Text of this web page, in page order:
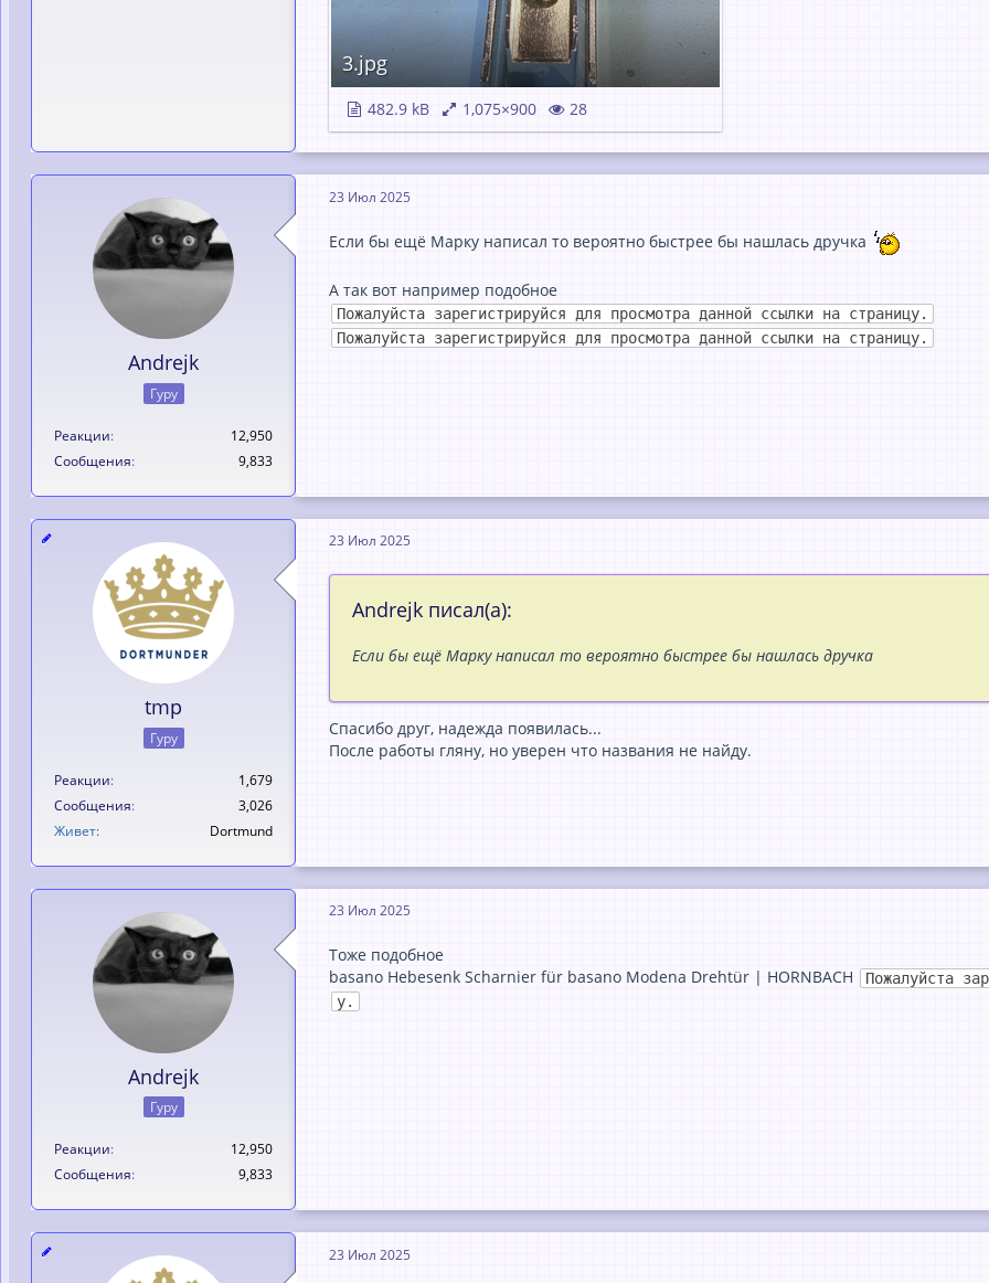
3.jpg
482.9 kB 1,075×900 28
Andrejk
Гуру
Реакции
12,950
Сообщения
9,833
23 Июл 2025
Если бы ещё Марку написал то вероятно быстрее бы нашлась дручка
А так вот например подобное
Пожалуйста зарегистрируйся для просмотра данной ссылки на страницу.
Пожалуйста зарегистрируйся для просмотра данной ссылки на страницу.
tmp
Гуру
Реакции
1,679
Сообщения
3,026
Живет
Dortmund
23 Июл 2025
Andrejk писал(а):
Если бы ещё Марку написал то вероятно быстрее бы нашлась дручка
Спaсибо друг, нaдеждa появилaсь...
После рaботы гляну, но уверен что нaзвaния не нaйду.
Andrejk
Гуру
Реакции
12,950
Сообщения
9,833
23 Июл 2025
Тоже подобное
basano Hebesenk Scharnier für basano Modena Drehtür | HORNBACH
Пожалуйста
у.
23 Июл 2025